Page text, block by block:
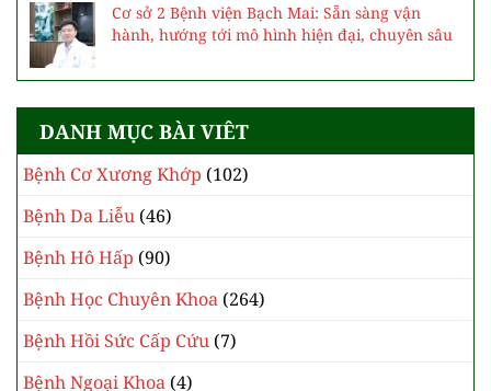
Cơ sở 2 Bệnh viện Bạch Mai: Sẵn sàng vận
hành, hướng tới mô hình hiện đại, chuyên sâu
DANH MỤC BÀI VIÊT
Bệnh Cơ Xương Khớp (102)
Bệnh Da Liễu (46)
Bệnh Hô Hấp (90)
Bệnh Học Chuyên Khoa (264)
Bệnh Hồi Sức Cấp Cứu (7)
Bệnh Ngoại Khoa (4)